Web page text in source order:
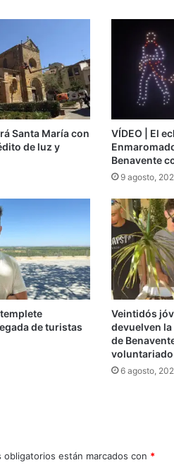
Santa María con
de luz y
VÍDEO | El
Benavente
9 agosto,
de turistas
Veintidós
devuelven
de
6 agosto,
obligatorios están marcados con *